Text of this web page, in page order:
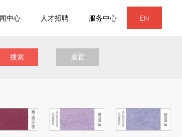
EN
中心 人才招聘 服务中心